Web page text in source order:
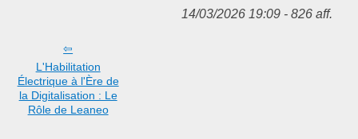
14/03/2026 19:09 - 826 aff.
L'Habilitation
Électrique à l'Ère de
la Digitalisation : Le
Rôle de Leaneo